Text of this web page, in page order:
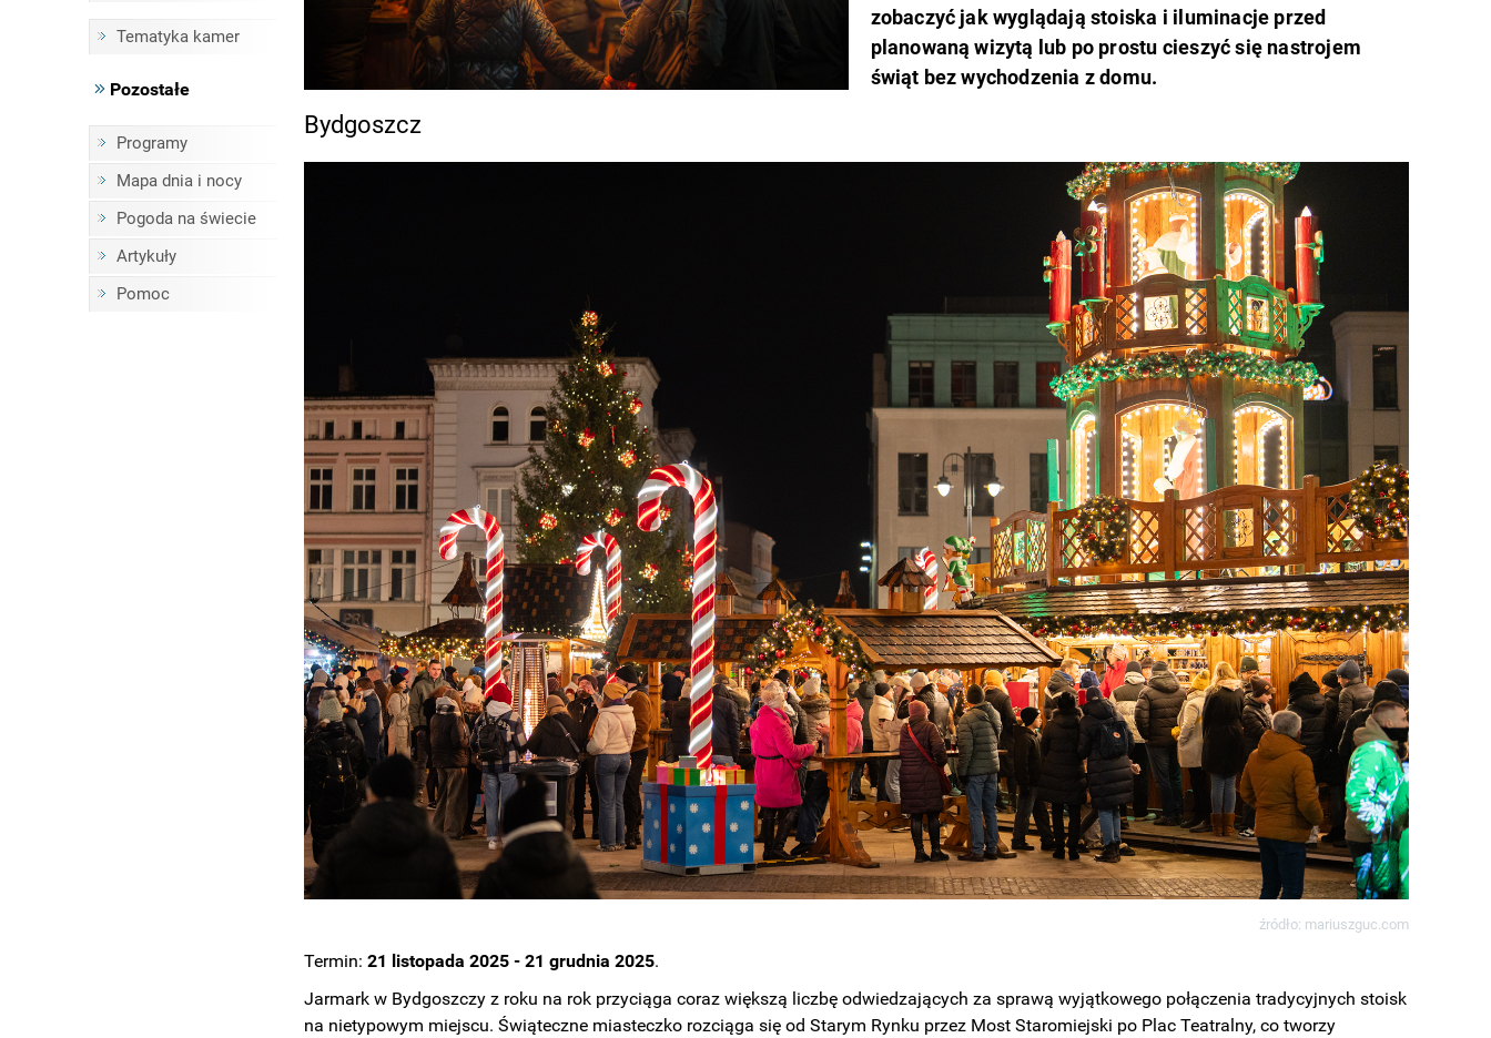
Tematyka kamer
Pozostałe
Programy
Mapa dnia i nocy
Pogoda na świecie
Artykuły
Pomoc
zobaczyć jak wyglądają stoiska i iluminacje przed
planowaną wizytą lub po prostu cieszyć się nastrojem
świąt bez wychodzenia z domu.
Bydgoszcz
źródło: mariuszguc.com
Termin: 21 listopada 2025 - 21 grudnia 2025.
Jarmark w Bydgoszczy z roku na rok przyciąga coraz większą liczbę odwiedzających za sprawą wyjątkowego połączenia tradycyjnych stoisk
na nietypowym miejscu. Świąteczne miasteczko rozciąga się od Starym Rynku przez Most Staromiejski po Plac Teatralny, co tworzy